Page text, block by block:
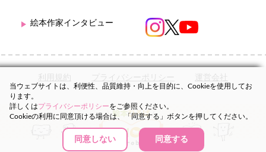
絵本作家インタビュー
利用規約 プライバシーポリシー 運営会社
当ウェブサイトは、利便性、品質維持・向上を目的に、Cookieを使用してお
ります。
詳しくはプライバシーポリシーをご参照ください。
Cookieの利用に同意頂ける場合は、「同意する」ボタンを押してください。
同意しない 同意する